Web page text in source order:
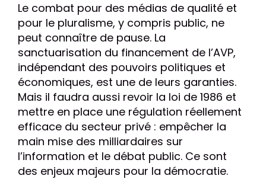
Le combat pour des médias de qualité et
pour le pluralisme, y compris public, ne
peut connaître de pause. La
sanctuarisation du financement de l’AVP,
indépendant des pouvoirs politiques et
économiques, est une de leurs garanties.
Mais il faudra aussi revoir la loi de 1986 et
mettre en place une régulation réellement
efficace du secteur privé : empêcher la
main mise des milliardaires sur
l’information et le débat public. Ce sont
des enjeux majeurs pour la démocratie.